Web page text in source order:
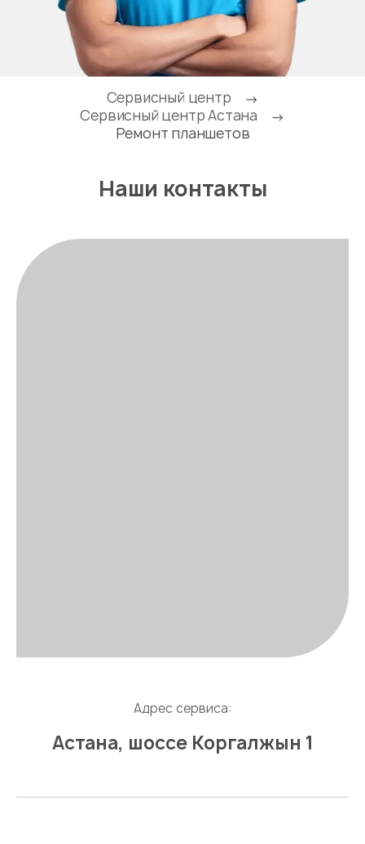
Сервисный центр
→
Сервисный центр Астана
→
Ремонт планшетов
Наши контакты
Адрес сервиса:
Астана, шоссе Коргалжын 1